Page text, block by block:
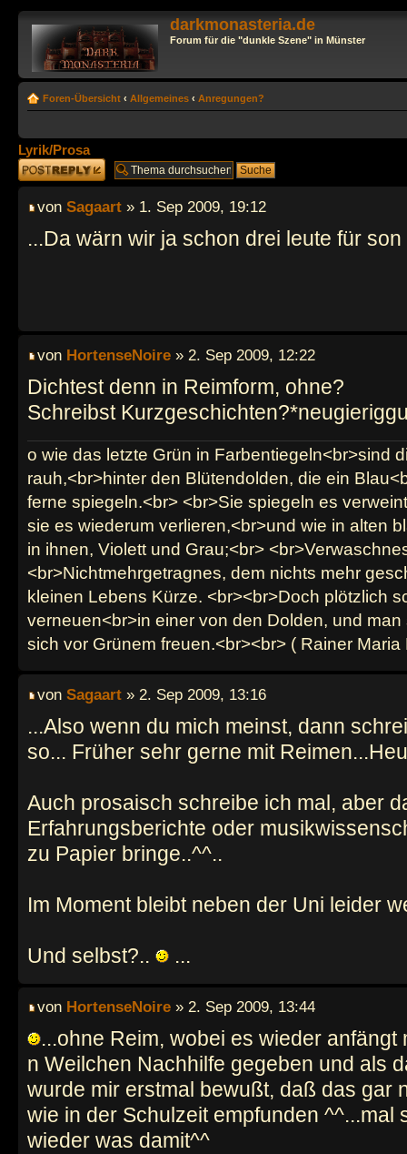
darkmonasteria.de
Forum für die "dunkle Szene" in Münster
Foren-Übersicht ‹ Allgemeines ‹ Anregungen?
Lyrik/Prosa
Antwort erstellen
von Sagaart » 1. Sep 2009, 19:12
...Da wärn wir ja schon drei leute für son
von HortenseNoire » 2. Sep 2009, 12:22
Dichtest denn in Reimform, ohne?
Schreibst
o wie das letzte Grün in Farbentiegeln<br>sind
rauh,<br>hinter den Blütendolden, die ein
ferne spiegeln.<br> <br>Sie spiegeln es
sie es wiederum verlieren,<br>und wie in alten
in ihnen, Violett und Grau;<br>
<br>Nichtmehrgetragnes, dem nichts mehr
kleinen Lebens Kürze. <br><br>Doch plötzlich
verneuen<br>in einer von den Dolden, und
sich vor Grünem freuen.<br><br> ( Rainer
von Sagaart » 2. Sep 2009, 13:16
...Also wenn du mich meinst, dann
so... Früher sehr gerne mit
Auch prosaisch schreibe ich mal, aber
Erfahrungsberichte oder
zu Papier bringe..^^..
Im Moment bleibt neben der Uni leider
Und selbst?.. ...
von HortenseNoire » 2. Sep 2009, 13:44
...ohne Reim, wobei es wieder
n Weilchen Nachhilfe gegeben und als
wurde mir erstmal bewußt, daß das gar
wie in der Schulzeit empfunden ^^...mal
wieder was damit^^